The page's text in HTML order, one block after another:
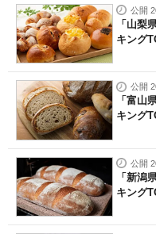
公開
「山梨
キング
公開
「富山
キング
公開
「新潟
キング